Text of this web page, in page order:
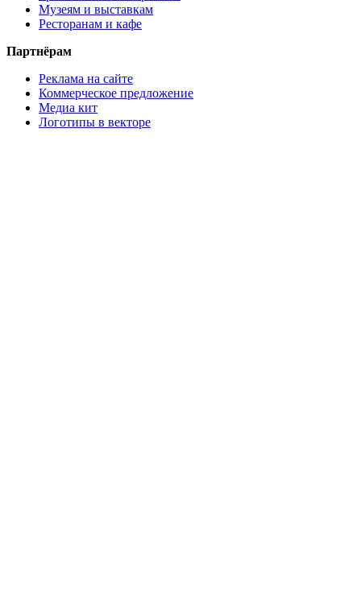
Музеям и выставкам
Ресторанам и кафе
Партнёрам
Реклама на сайте
Коммерческое предложение
Медиа кит
Логотипы в векторе